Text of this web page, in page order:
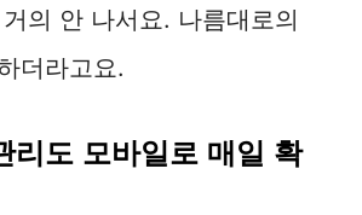
의 안 나서요. 나름대로의
더라고요.
리도 모바일로 매일 확